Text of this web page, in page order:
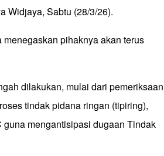
Widjaya, Sabtu (28/3/26).
pihaknya akan terus
dilakukan, mulai dari pemeriksaan
tindak pidana ringan (tipiring),
mengantisipasi dugaan Tindak